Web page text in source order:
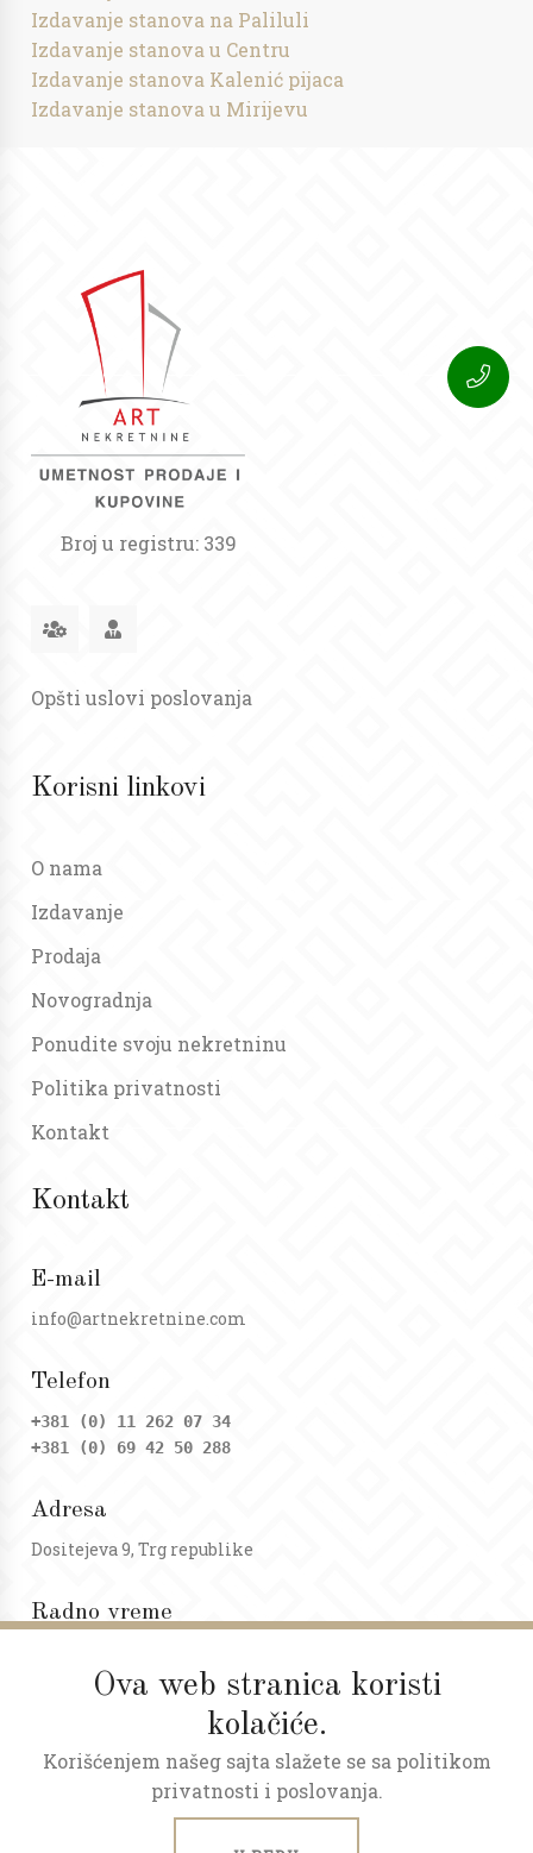
Ova web stranica koristi
kolačiće.
Korišćenjem našeg sajta slažete se sa politikom
privatnosti i poslovanja.
Izdavanje stanova na Paliluli
Izdavanje stanova u Centru
Izdavanje stanova Kalenić pijaca
Izdavanje stanova u Mirijevu
Broj u registru: 339
Opšti uslovi poslovanja
Korisni linkovi
O nama
Izdavanje
Prodaja
Novogradnja
Ponudite svoju nekretninu
Politika privatnosti
Kontakt
Kontakt
E-mail
info@artnekretnine.com
Telefon
+381 (0) 11 262 07 34
+381 (0) 69 42 50 288
Adresa
Dositejeva 9, Trg republike
Radno vreme
Subota: 09 - 17h